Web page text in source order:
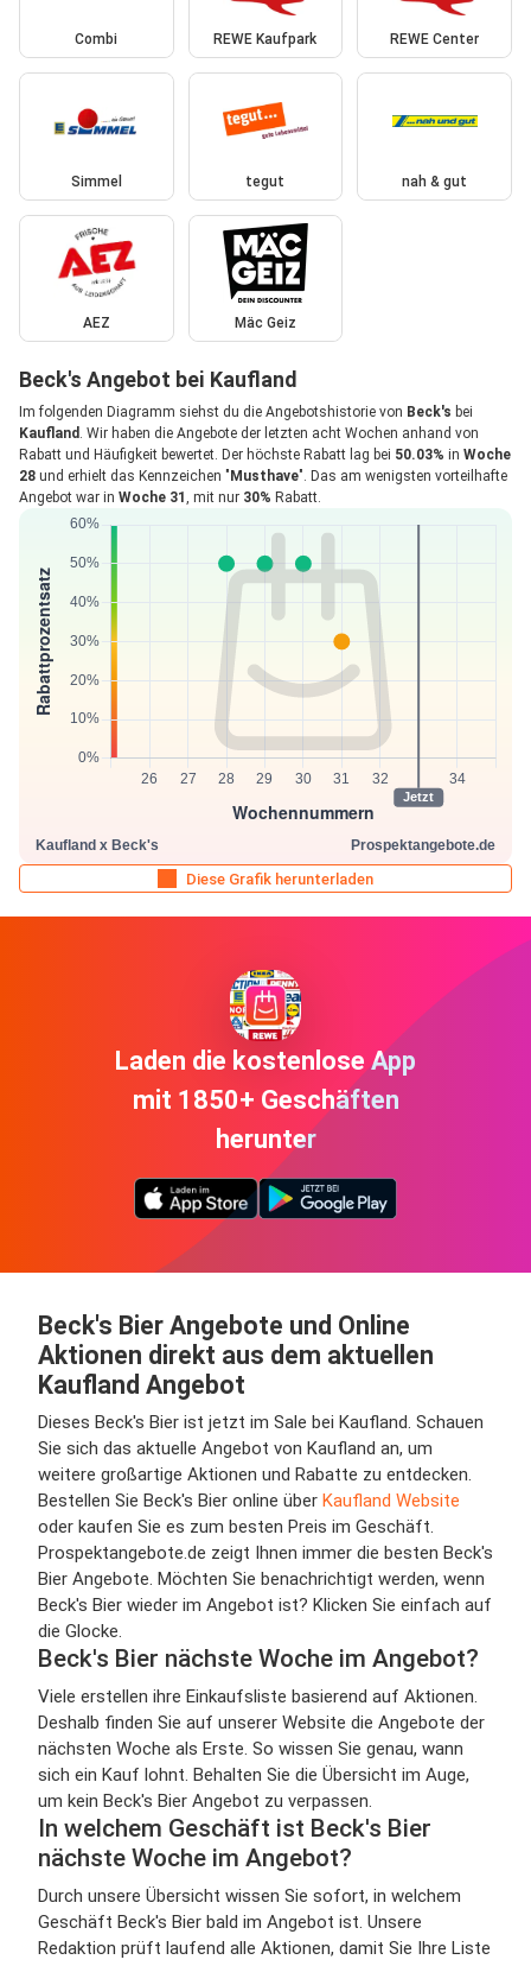
Combi REWE Kaufpark REWE Center
Simmel tegut nah & gut
AEZ Mäc Geiz
Beck's Angebot bei Kaufland
Im folgenden Diagramm siehst du die Angebotshistorie von Beck's bei
Kaufland . Wir haben die Angebote der letzten acht Wochen anhand von
Rabatt und Häufigkeit bewertet. Der höchste Rabatt lag bei 50.03% in Woche
28 und erhielt das Kennzeichen " Musthave". Das am wenigsten vorteilhafte
Angebot war in Woche 31 , mit nur 30% Rabatt.
Diese Grafik herunterladen
Laden die kostenlose App
mit 1850+ Geschäften
herunter
Beck's Bier Angebote und Online
Aktionen direkt aus dem aktuellen
Kaufland Angebot
Dieses Beck's Bier ist jetzt im Sale bei Kaufland. Schauen
Sie sich das aktuelle Angebot von Kaufland an, um
weitere großartige Aktionen und Rabatte zu entdecken.
Bestellen Sie Beck's Bier online über Kaufland Website
oder kaufen Sie es zum besten Preis im Geschäft.
Prospektangebote.de zeigt Ihnen immer die besten Beck's
Bier Angebote. Möchten Sie benachrichtigt werden, wenn
Beck's Bier wieder im Angebot ist? Klicken Sie einfach auf
die Glocke.
Beck's Bier nächste Woche im Angebot?
Viele erstellen ihre Einkaufsliste basierend auf Aktionen.
Deshalb finden Sie auf unserer Website die Angebote der
nächsten Woche als Erste. So wissen Sie genau, wann
sich ein Kauf lohnt. Behalten Sie die Übersicht im Auge,
um kein Beck's Bier Angebot zu verpassen.
In welchem Geschäft ist Beck's Bier
nächste Woche im Angebot?
Durch unsere Übersicht wissen Sie sofort, in welchem
Geschäft Beck's Bier bald im Angebot ist. Unsere
Redaktion prüft laufend alle Aktionen, damit Sie Ihre Liste